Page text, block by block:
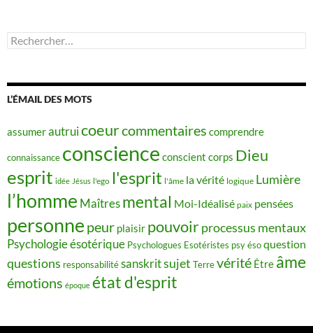
Rechercher :
L’ÉMAIL DES MOTS
assumerautruicoeurcommentaires comprendre
connaissance conscience conscient corps Dieu
esprit idée Jésus l'ego l'esprit l'âme la vérité logique Lumière
l’homme Maîtres mental Moi-Idéalisé paix pensées
personne peur plaisir pouvoirprocessus mentaux
Psychologie ésotérique Psychologues Esotéristes psy ésoquestion
questions responsabilitésanskritsujet Terrevérité Être âme
émotions époque état d'esprit